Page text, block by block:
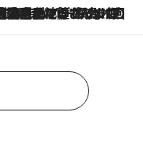
の勝手に再ブーム
“タオル回し”に、ラッパー顔負けの高速歌唱まで…さだまさし（74）のアグレッシブすぎる現在地